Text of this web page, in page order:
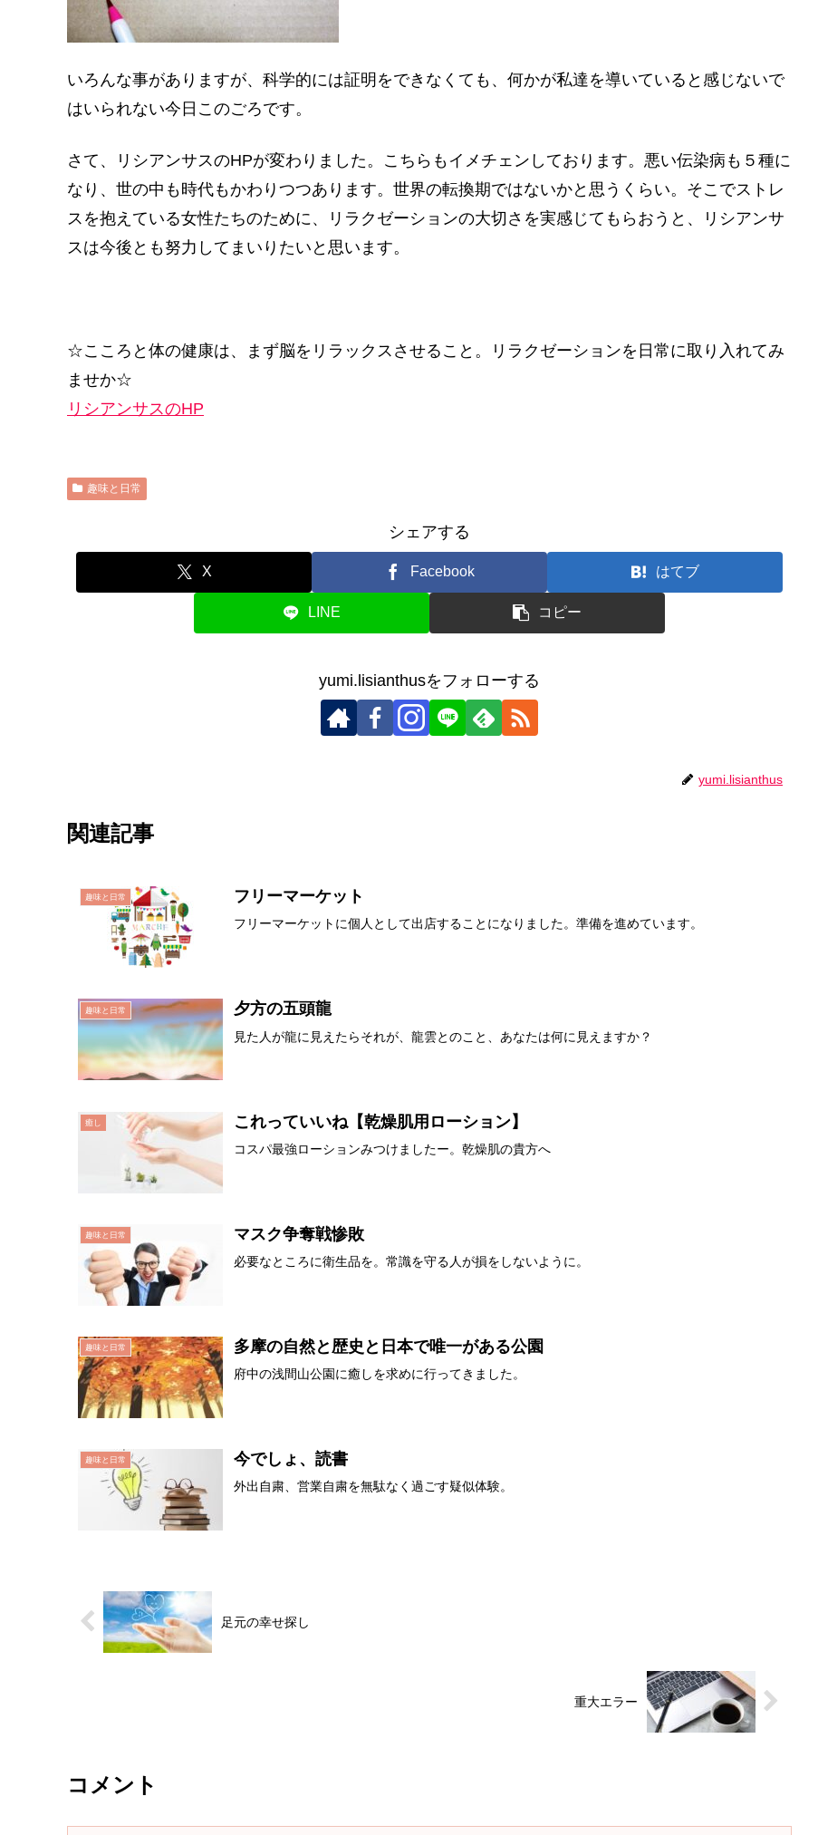
いろんな事がありますが、科学的には証明をできなくても、何かが私達を導いていると感じないで
はいられない今日このごろです。
さて、リシアンサスのHPが変わりました。こちらもイメチェンしております。悪い伝染病も５種に
なり、世の中も時代もかわりつつあります。世界の転換期ではないかと思うくらい。そこでストレ
スを抱えている女性たちのために、リラクゼーションの大切さを実感じてもらおうと、リシアンサ
スは今後とも努力してまいりたいと思います。
☆こころと体の健康は、まず脳をリラックスさせること。リラクゼーションを日常に取り入れてみ
ませか☆
リシアンサスのHP
趣味と日常
シェアする
X Facebook はてブ
LINE コピー
yumi.lisianthusをフォローする
yumi.lisianthus
関連記事
趣味と日常 フリーマーケット
フリーマーケットに個人として出店することになりました。準備を進めています。
趣味と日常 夕方の五頭龍
見た人が龍に見えたらそれが、龍雲とのこと、あなたは何に見えますか？
癒し これっていいね【乾燥肌用ローション】
コスパ最強ローションみつけましたー。乾燥肌の貴方へ
趣味と日常 マスク争奪戦惨敗
必要なところに衛生品を。常識を守る人が損をしないように。
趣味と日常 多摩の自然と歴史と日本で唯一がある公園
府中の浅間山公園に癒しを求めに行ってきました。
趣味と日常 今でしょ、読書
外出自粛、営業自粛を無駄なく過ごす疑似体験。
足元の幸せ探し
重大エラー
コメント